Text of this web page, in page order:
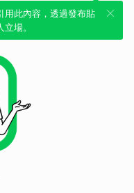
用此內容，透過發布貼
場。